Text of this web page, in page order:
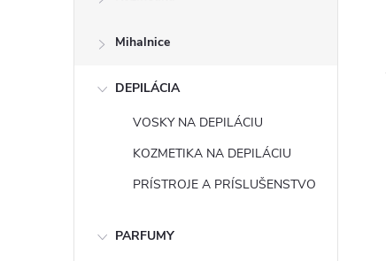
Mihalnice
DEPILÁCIA
VOSKY NA DEPILÁCIU
KOZMETIKA NA DEPILÁCIU
PRÍSTROJE A PRÍSLUŠENSTVO
PARFUMY